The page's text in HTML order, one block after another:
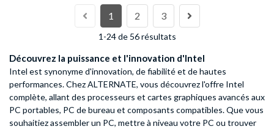
1 2 3
1-24 de 56 résultats
Découvrez la puissance et l'innovation d'Intel
Intel est synonyme d'innovation, de fiabilité et de hautes
performances. Chez ALTERNATE, vous découvrez l'offre Intel
complète, allant des processeurs et cartes graphiques avancés aux
PC portables, PC de bureau et composants compatibles. Que vous
souhaitiez assembler un PC, mettre à niveau votre PC ou trouver